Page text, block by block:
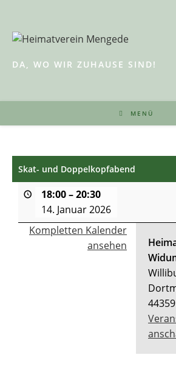
springen
DA, WO WIR ZUHAUSE SIND!
MENÜ
Skat- und Doppelkopfabend
18:00–20:30
14. Januar 2026
44359
Kompletten Kalender
ansehen